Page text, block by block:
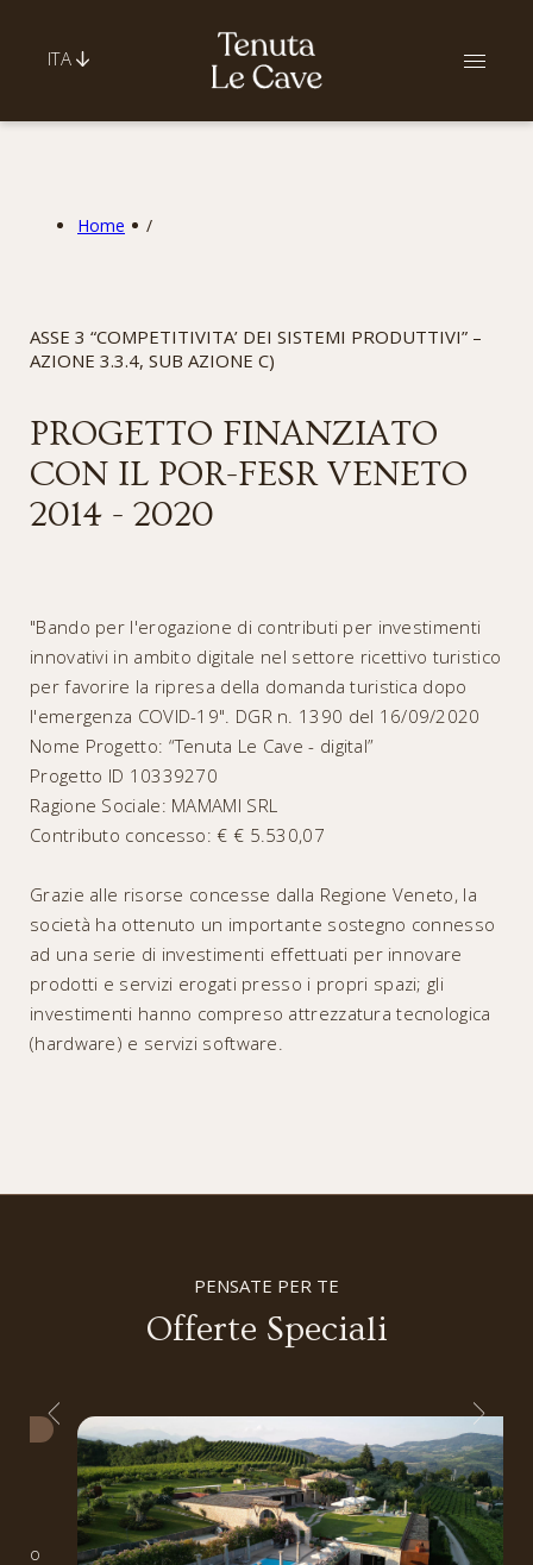
ITA
Home /
ASSE 3 “COMPETITIVITA’ DEI SISTEMI PRODUTTIVI” –
AZIONE 3.3.4, SUB AZIONE C)
PROGETTO FINANZIATO
CON IL POR-FESR VENETO
2014 - 2020
"Bando per l'erogazione di contributi per investimenti
innovativi in ambito digitale nel settore ricettivo turistico
per favorire la ripresa della domanda turistica dopo
l'emergenza COVID-19". DGR n. 1390 del 16/09/2020
Nome Progetto: “Tenuta Le Cave - digital”
Progetto ID 10339270
Ragione Sociale: MAMAMI SRL
Contributo concesso: € € 5.530,07
Grazie alle risorse concesse dalla Regione Veneto, la
società ha ottenuto un importante sostegno connesso
ad una serie di investimenti effettuati per innovare
prodotti e servizi erogati presso i propri spazi; gli
investimenti hanno compreso attrezzatura tecnologica
(hardware) e servizi software.
PENSATE PER TE
Offerte Speciali